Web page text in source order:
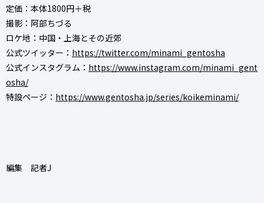
定価：本体1800円＋税
撮影：阿部ちづる
ロケ地：中国・上海とその近郊
公式ツイッター： https://twitter.com/minami_gentosha
公式インスタグラム： https://www.instagram.com/minami_gent
osha/
特設ページ： https://www.gentosha.jp/series/koikeminami/
編集 記者J